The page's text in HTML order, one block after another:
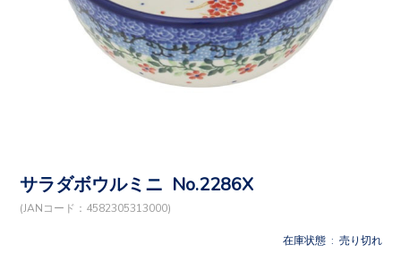
サラダボウルミニ No.2286X
(JANコード：4582305313000)
在庫状態 : 売り切れ